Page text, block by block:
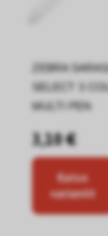
ZEBRA
SELECT 3
MULTI PEN
3,10 €
Katso
variantit